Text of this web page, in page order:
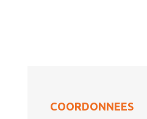
COORDONNEES